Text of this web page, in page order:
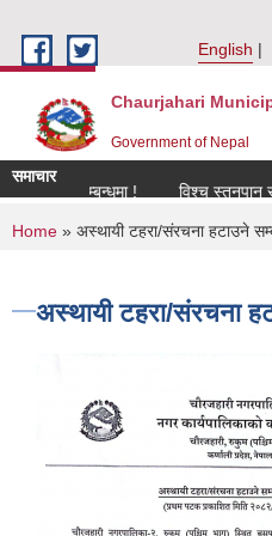
English
Chaurjahari
Government of Nepal
समाचार
सम्बन्धमा !
विश्च स्तनपान
You are here
Home » अस्थायी टहरा/संरचना हटाउने
अस्थायी टहरा/संरचना